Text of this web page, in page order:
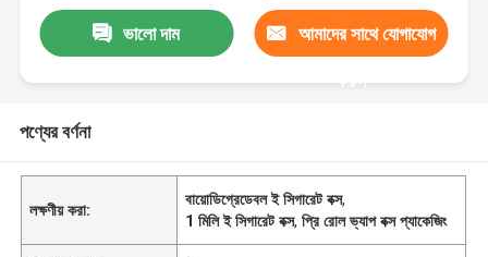
ভালো দাম আমাদের সাথে যোগাযোগ
করুন
পণ্যের বর্ণনা
লক্ষণীয় করা:
বায়োডিগ্রেডেবল ই সিগারেট বক্স,
1 মিলি ই সিগারেট বক্স,প্রি রোল ভ্যাপ বক্স প্যাকেজিং